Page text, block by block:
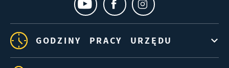
GODZINY PRACY URZĘDU